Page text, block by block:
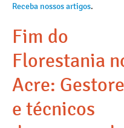
Receba nossos artigos.
Fim do
Florestania
Acre:
e técnicos